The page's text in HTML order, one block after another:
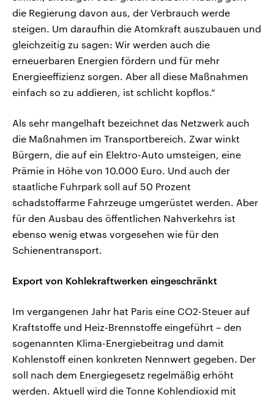
die Regierung davon aus, der Verbrauch werde
steigen. Um daraufhin die Atomkraft auszubauen und
gleichzeitig zu sagen: Wir werden auch die
erneuerbaren Energien fördern und für mehr
Energieeffizienz sorgen. Aber all diese Maßnahmen
einfach so zu addieren, ist schlicht kopflos.“
Als sehr mangelhaft bezeichnet das Netzwerk auch
die Maßnahmen im Transportbereich. Zwar winkt
Bürgern, die auf ein Elektro-Auto umsteigen, eine
Prämie in Höhe von 10.000 Euro. Und auch der
staatliche Fuhrpark soll auf 50 Prozent
schadstoffarme Fahrzeuge umgerüstet werden. Aber
für den Ausbau des öffentlichen Nahverkehrs ist
ebenso wenig etwas vorgesehen wie für den
Schienentransport.
Export von Kohlekraftwerken eingeschränkt
Im vergangenen Jahr hat Paris eine CO2-Steuer auf
Kraftstoffe und Heiz-Brennstoffe eingeführt – den
sogenannten Klima-Energiebeitrag und damit
Kohlenstoff einen konkreten Nennwert gegeben. Der
soll nach dem Energiegesetz regelmäßig erhöht
werden. Aktuell wird die Tonne Kohlendioxid mit